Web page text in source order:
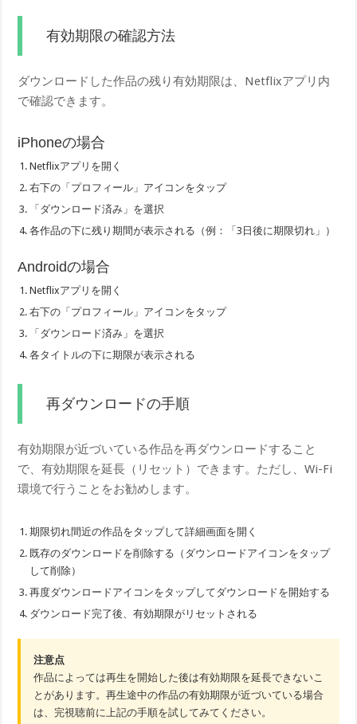
有効期限の確認方法
ダウンロードした作品の残り有効期限は、Netflixアプリ内
で確認できます。
iPhoneの場合
Netflixアプリを開く
右下の「プロフィール」アイコンをタップ
「ダウンロード済み」を選択
各作品の下に残り期間が表示される（例：「3日後に期限切れ」）
Androidの場合
Netflixアプリを開く
右下の「プロフィール」アイコンをタップ
「ダウンロード済み」を選択
各タイトルの下に期限が表示される
再ダウンロードの手順
有効期限が近づいている作品を再ダウンロードすること
で、有効期限を延長（リセット）できます。ただし、Wi-Fi
環境で行うことをお勧めします。
期限切れ間近の作品をタップして詳細画面を開く
既存のダウンロードを削除する（ダウンロードアイコンをタップ
して削除）
再度ダウンロードアイコンをタップしてダウンロードを開始する
ダウンロード完了後、有効期限がリセットされる
注意点
作品によっては再生を開始した後は有効期限を延長できないこ
とがあります。再生途中の作品の有効期限が近づいている場合
は、完視聴前に上記の手順を試してみてください。